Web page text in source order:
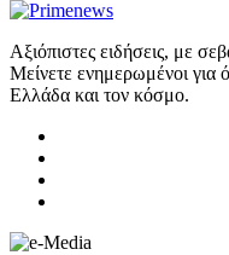
Αξιόπιστες ειδήσεις, με
Μείνετε ενημερωμένοι για
Ελλάδα και τον κόσμο.